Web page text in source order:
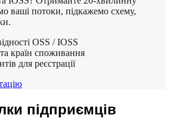
ваші потоки, підкажемо схему,
OSS / IOSS
країн споживання
для реєстрації
підприємців